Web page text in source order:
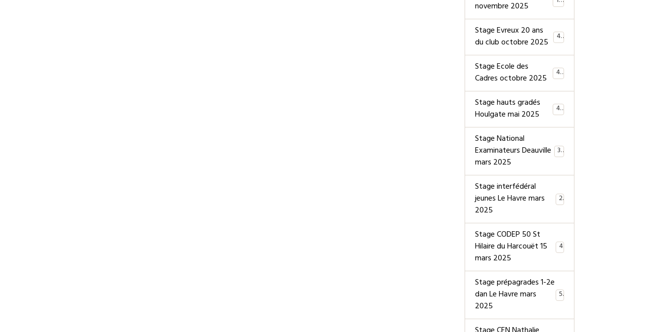
novembre 2025
Stage Evreux 20 ans
du club octobre 2025
40
Stage Ecole des
Cadres octobre 2025
40
Stage hauts gradés
Houlgate mai 2025
44
Stage National
Examinateurs Deauville
mars 2025
39
Stage interfédéral
jeunes Le Havre mars
2025
2
Stage CODEP 50 St
Hilaire du Harcouët 15
mars 2025
4
Stage prépagrades 1-2e
dan Le Havre mars
2025
5